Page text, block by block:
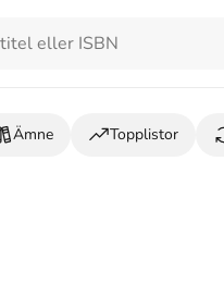
Ämne Topplistor